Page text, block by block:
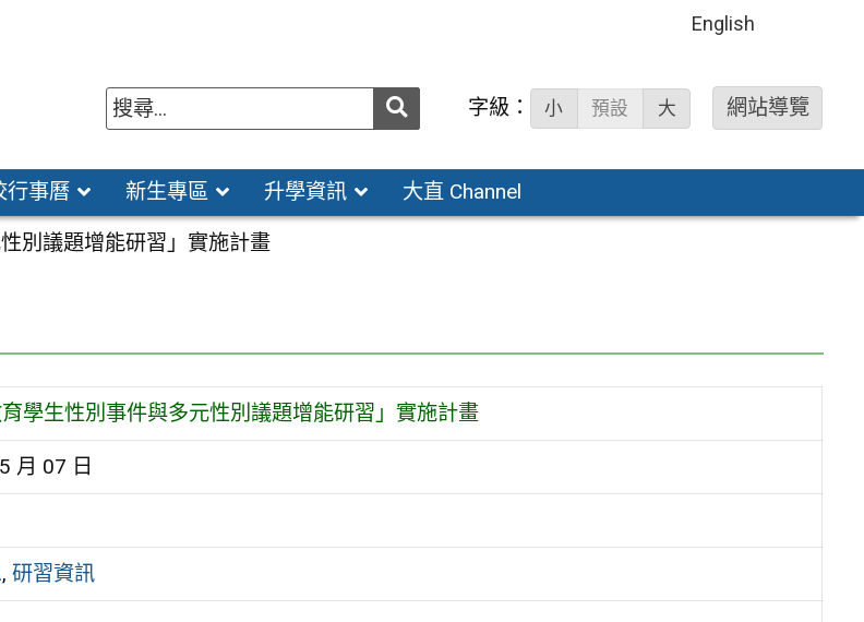
English
送出 字級： 小 預設 大 網站導覽
行事曆 新生專區 升學資訊 大直 Channel
別議題增能研習」實施計畫
育學生性別事件與多元性別議題增能研習」實施計畫
月 07 日
, 研習資訊